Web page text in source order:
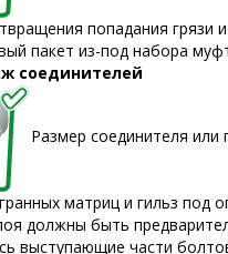
попадания грязи
пакет из-под набора
соединителей
Размер соединителя
матриц и гильз под
должны быть
выступающие части